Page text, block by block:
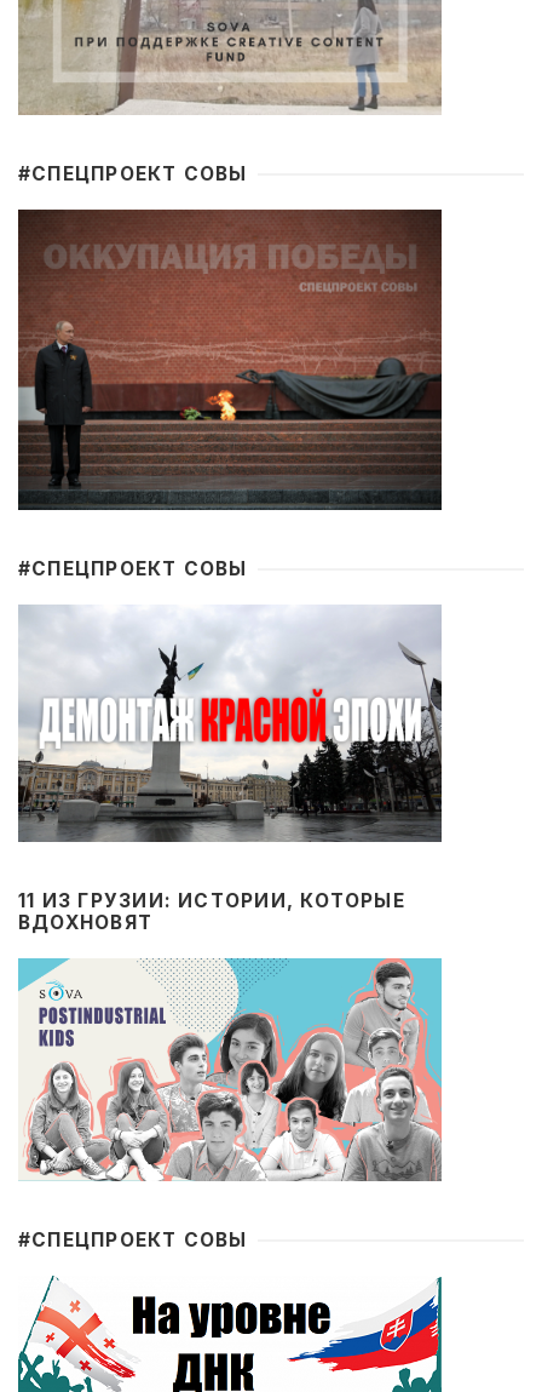
#CПЕЦПРОЕКТ СОВЫ
#CПЕЦПРОЕКТ СОВЫ
11 ИЗ ГРУЗИИ: ИСТОРИИ, КОТОРЫЕ
ВДОХНОВЯТ
#CПЕЦПРОЕКТ СОВЫ